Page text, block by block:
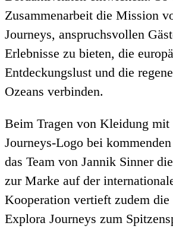
Zusammenarbeit die Mission
Journeys, anspruchsvollen
Erlebnisse zu bieten, die
Entdeckungslust und die
Ozeans verbinden.
Beim Tragen von Kleidung mit
Journeys-Logo bei
das Team von Jannik Sinner
zur Marke auf der
Kooperation vertieft zudem
Explora Journeys zum